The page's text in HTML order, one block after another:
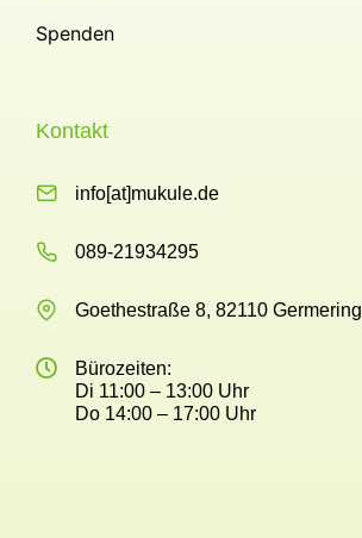
Spenden
Kontakt
info[at]mukule.de
089-21934295
Goethestraße 8, 82110 Germering
Bürozeiten:
Di 11:00 – 13:00 Uhr
Do 14:00 – 17:00 Uhr